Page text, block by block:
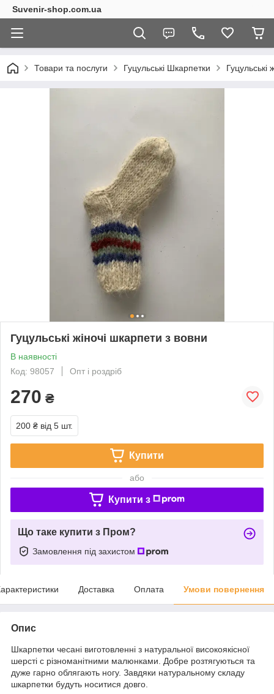
Suvenir-shop.com.ua
Товари та послуги Гуцульські Шкарпетки Гуцульські
Гуцульські жіночі шкарпети з вовни
В наявності
Код: 98057
Опт і роздріб
270 ₴
200 ₴ від 5 шт.
Купити
або
Купити з
Що таке купити з Пром?
Замовлення під захистом
Доставка Оплата Умови повернення
Опис
Шкарпетки чесані виготовленні з натуральної високоякісної
шерсті с різноманітними малюнками. Добре розтягуються та
дуже гарно облягають ногу. Завдяки натуральному складу
шкарпетки будуть носитися довго.